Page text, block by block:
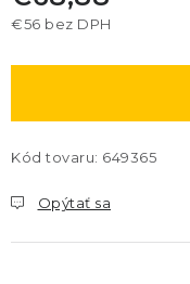
€56 bez DPH
Kód tovaru: 649365
Opýtať sa